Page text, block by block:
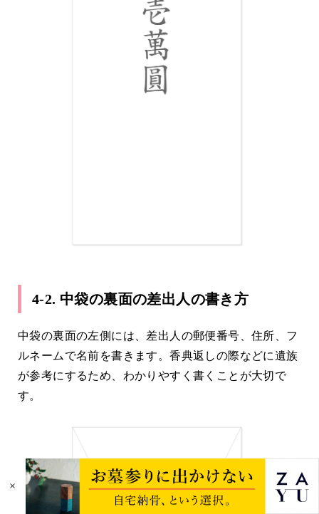
4-2. 中袋の裏面の差出人の書き方
中袋の裏面の左側には、差出人の郵便番号、住所、フ
ルネームで名前を書きます。香典返しの際などに遺族
が参考にするため、わかりやすく書くことが大切で
す。
×